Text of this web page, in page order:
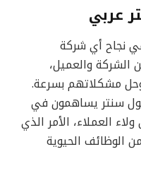
عربي
نجاح أي شركة
الشركة والعميل،
مشكلاتهم بسرعة.
سنتر يساهمون في
العملاء، الأمر الذي
من الوظائف الحيوية